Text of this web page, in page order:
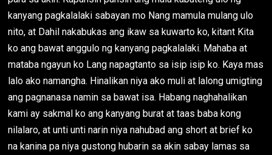
kanyang pagkalalaki sabayan mo Nang mamula mulang ulo
nito, at Dahil nakabukas ang ikaw sa kuwarto ko, kitant Kita
ko ang bawat anggulo ng kanyang pagkalalaki. Mahaba at
mataba ngayun ko Lang napagtanto sa isip isip ko. Kaya mas
lalo ako namangha. Hinalikan niya ako muli at lalong umigting
ang pagnanasa namin sa bawat isa. Habang naghahalikan
kami ay sakmal ko ang kanyang burat at taas baba kong
nilalaro, at unti unti narin niya nahubad ang short at brief ko
na kanina pa niya gustong hubarin sa akin sabay lamas sa